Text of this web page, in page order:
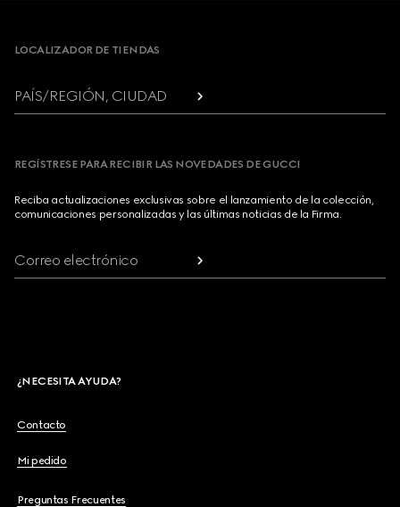
LOCALIZADOR DE TIENDAS
PAÍS/REGIÓN, CIUDAD
REGÍSTRESE PARA RECIBIR LAS NOVEDADES DE GUCCI
Reciba actualizaciones exclusivas sobre el lanzamiento de la colección,
comunicaciones personalizadas y las últimas noticias de la Firma.
Correo electrónico
¿NECESITA AYUDA?
Contacto
Mi pedido
Preguntas Frecuentes